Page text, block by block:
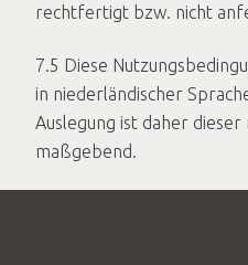
rechtfertigt bzw. nicht
7.5 Diese
in niederländischer
Auslegung ist daher
maßgebend.